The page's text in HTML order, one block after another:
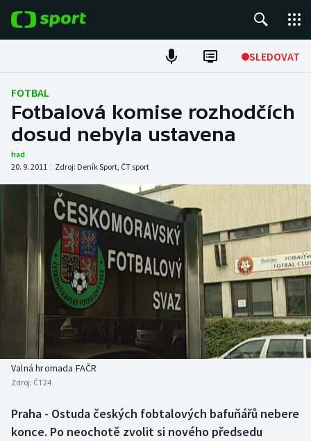
SLEDOVAT
Fotbal
Hokej
Atletika
Cyklistika
DALŠÍ SPORTY
Americký fotbal
Baseball a softbal
Basketbal
Biatlon
Boby a skeleton
NEPŘEHLÉDNĚTE
Soutěže
Historické návraty
Aplikace ČT sport
AZ kvíz
FOTBAL
Fotbalová komise rozhodčích
dosud nebyla ustavena
had
20. 9. 2011 | Zdroj: Deník Sport, ČT sport
Valná hromada FAČR
Zdroj: ČT24
Praha - Ostuda českých fobtalových bafuňářů nebere
konce. Po neochotě zvolit si nového předsedu